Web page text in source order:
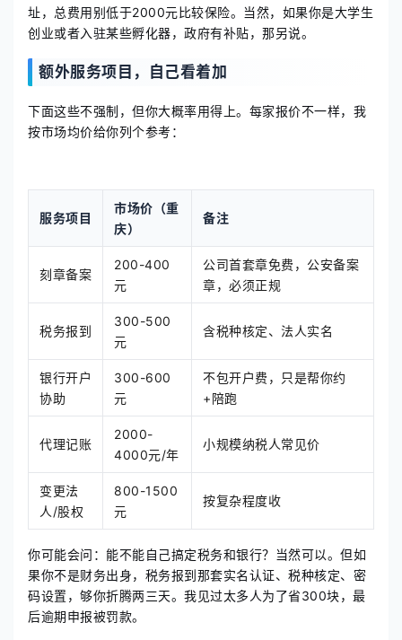
址，总费用别低于2000元比较保险。当然，如果你是大学生
创业或者入驻某些孵化器，政府有补贴，那另说。
额外服务项目，自己看着加
下面这些不强制，但你大概率用得上。每家报价不一样，我
按市场均价给你列个参考：
服务项目
市场价（重
庆）
备注
刻章备案
200-400
元
公司首套章免费，公安备案
章，必须正规
税务报到
300-500
元
含税种核定、法人实名
银行开户
协助
300-600
元
不包开户费，只是帮你约
+陪跑
代理记账
2000-
4000元/年
小规模纳税人常见价
变更法
人/股权
800-1500
元
按复杂程度收
你可能会问：能不能自己搞定税务和银行？当然可以。但如
果你不是财务出身，税务报到那套实名认证、税种核定、密
码设置，够你折腾两三天。我见过太多人为了省300块，最
后逾期申报被罚款。